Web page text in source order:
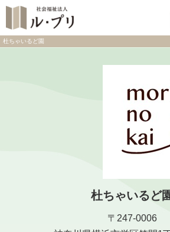
杜ちゃいるど園
杜ちゃいるど
〒247-0006